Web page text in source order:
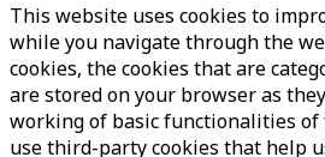
This website uses cookies to
while you navigate through the
cookies, the cookies that are
are stored on your browser as
working of basic functionalities of
use third-party cookies that help